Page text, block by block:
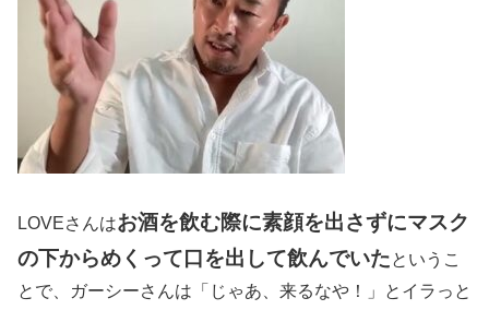
LOVEさんはお酒を飲む際に素顔を出さずにマスク
の下からめくって口を出して飲んでいたというこ
とで、ガーシーさんは「じゃあ、来るなや！」とイラっと